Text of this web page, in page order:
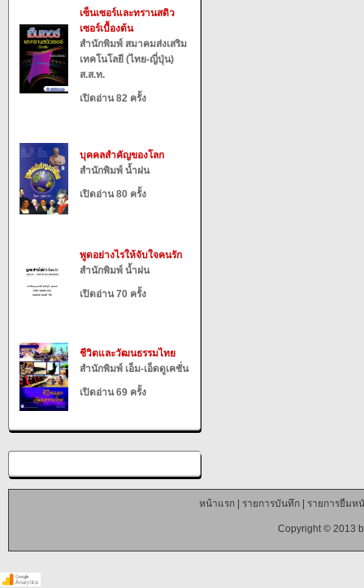
เซ็นเซอร์และทรานสดิว
เซอร์เบื้องต้น
สำนักพิมพ์ สมาคมส่งเสริม
เทคโนโลยี (ไทย-ญี่ปุ่น)
ส.ส.ท.
เปิดอ่าน 82 ครั้ง
บุคคลสำคัญของโลก
สำนักพิมพ์ น้ำฝน
เปิดอ่าน 80 ครั้ง
พูดอย่างไรให้จับใจคนรัก
สำนักพิมพ์ น้ำฝน
เปิดอ่าน 70 ครั้ง
ชีวิตและวัฒนธรรมไทย
สำนักพิมพ์ เอ็ม-เอ็ดดูเคชั่น
เปิดอ่าน 69 ครั้ง
หน้าแรก| รายการบันทึก| รายการยืมห
Copyright © 2013